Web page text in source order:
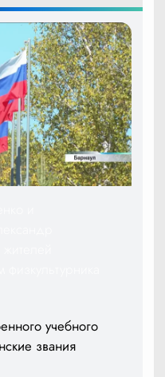
учебного
звания